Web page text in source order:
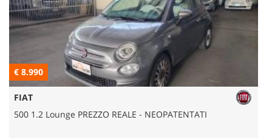
ASSISTENZA
CONTATTI
€ 8.990
FIAT
500 1.2 Lounge PREZZO REALE - NEOPATENTATI